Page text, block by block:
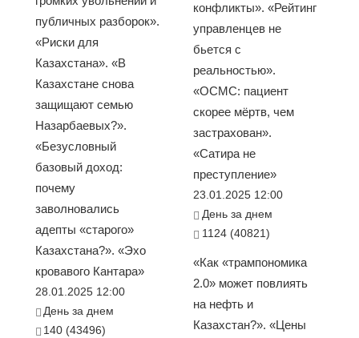
публичных разборок».
«Риски для
Казахстана». «В
Казахстане снова
защищают семью
Назарбаевых?».
«Безусловный
базовый доход:
почему
заволновались
адепты «старого»
Казахстана?». «Эхо
кровавого Кантара»
28.01.2025 12:00
День за днем
140 (43496)
конфликты». «Рейтинг
управленцев не
бьется с
реальностью».
«ОСМС: пациент
скорее мёртв, чем
застрахован».
«Сатира не
преступление»
23.01.2025 12:00
День за днем
1124 (40821)
«Как «трампономика
2.0» может повлиять
на нефть и
Казахстан?». «Цены